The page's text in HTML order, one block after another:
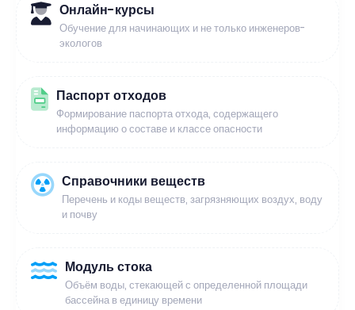
Онлайн-курсы
Обучение для начинающих и не только инженеров-
экологов
Паспорт отходов
Формирование паспорта отхода, содержащего
информацию о составе и классе опасности
Справочники веществ
Перечень и коды веществ, загрязняющих воздух, воду
и почву
Модуль стока
Объём воды, стекающей с определенной площади
бассейна в единицу времени